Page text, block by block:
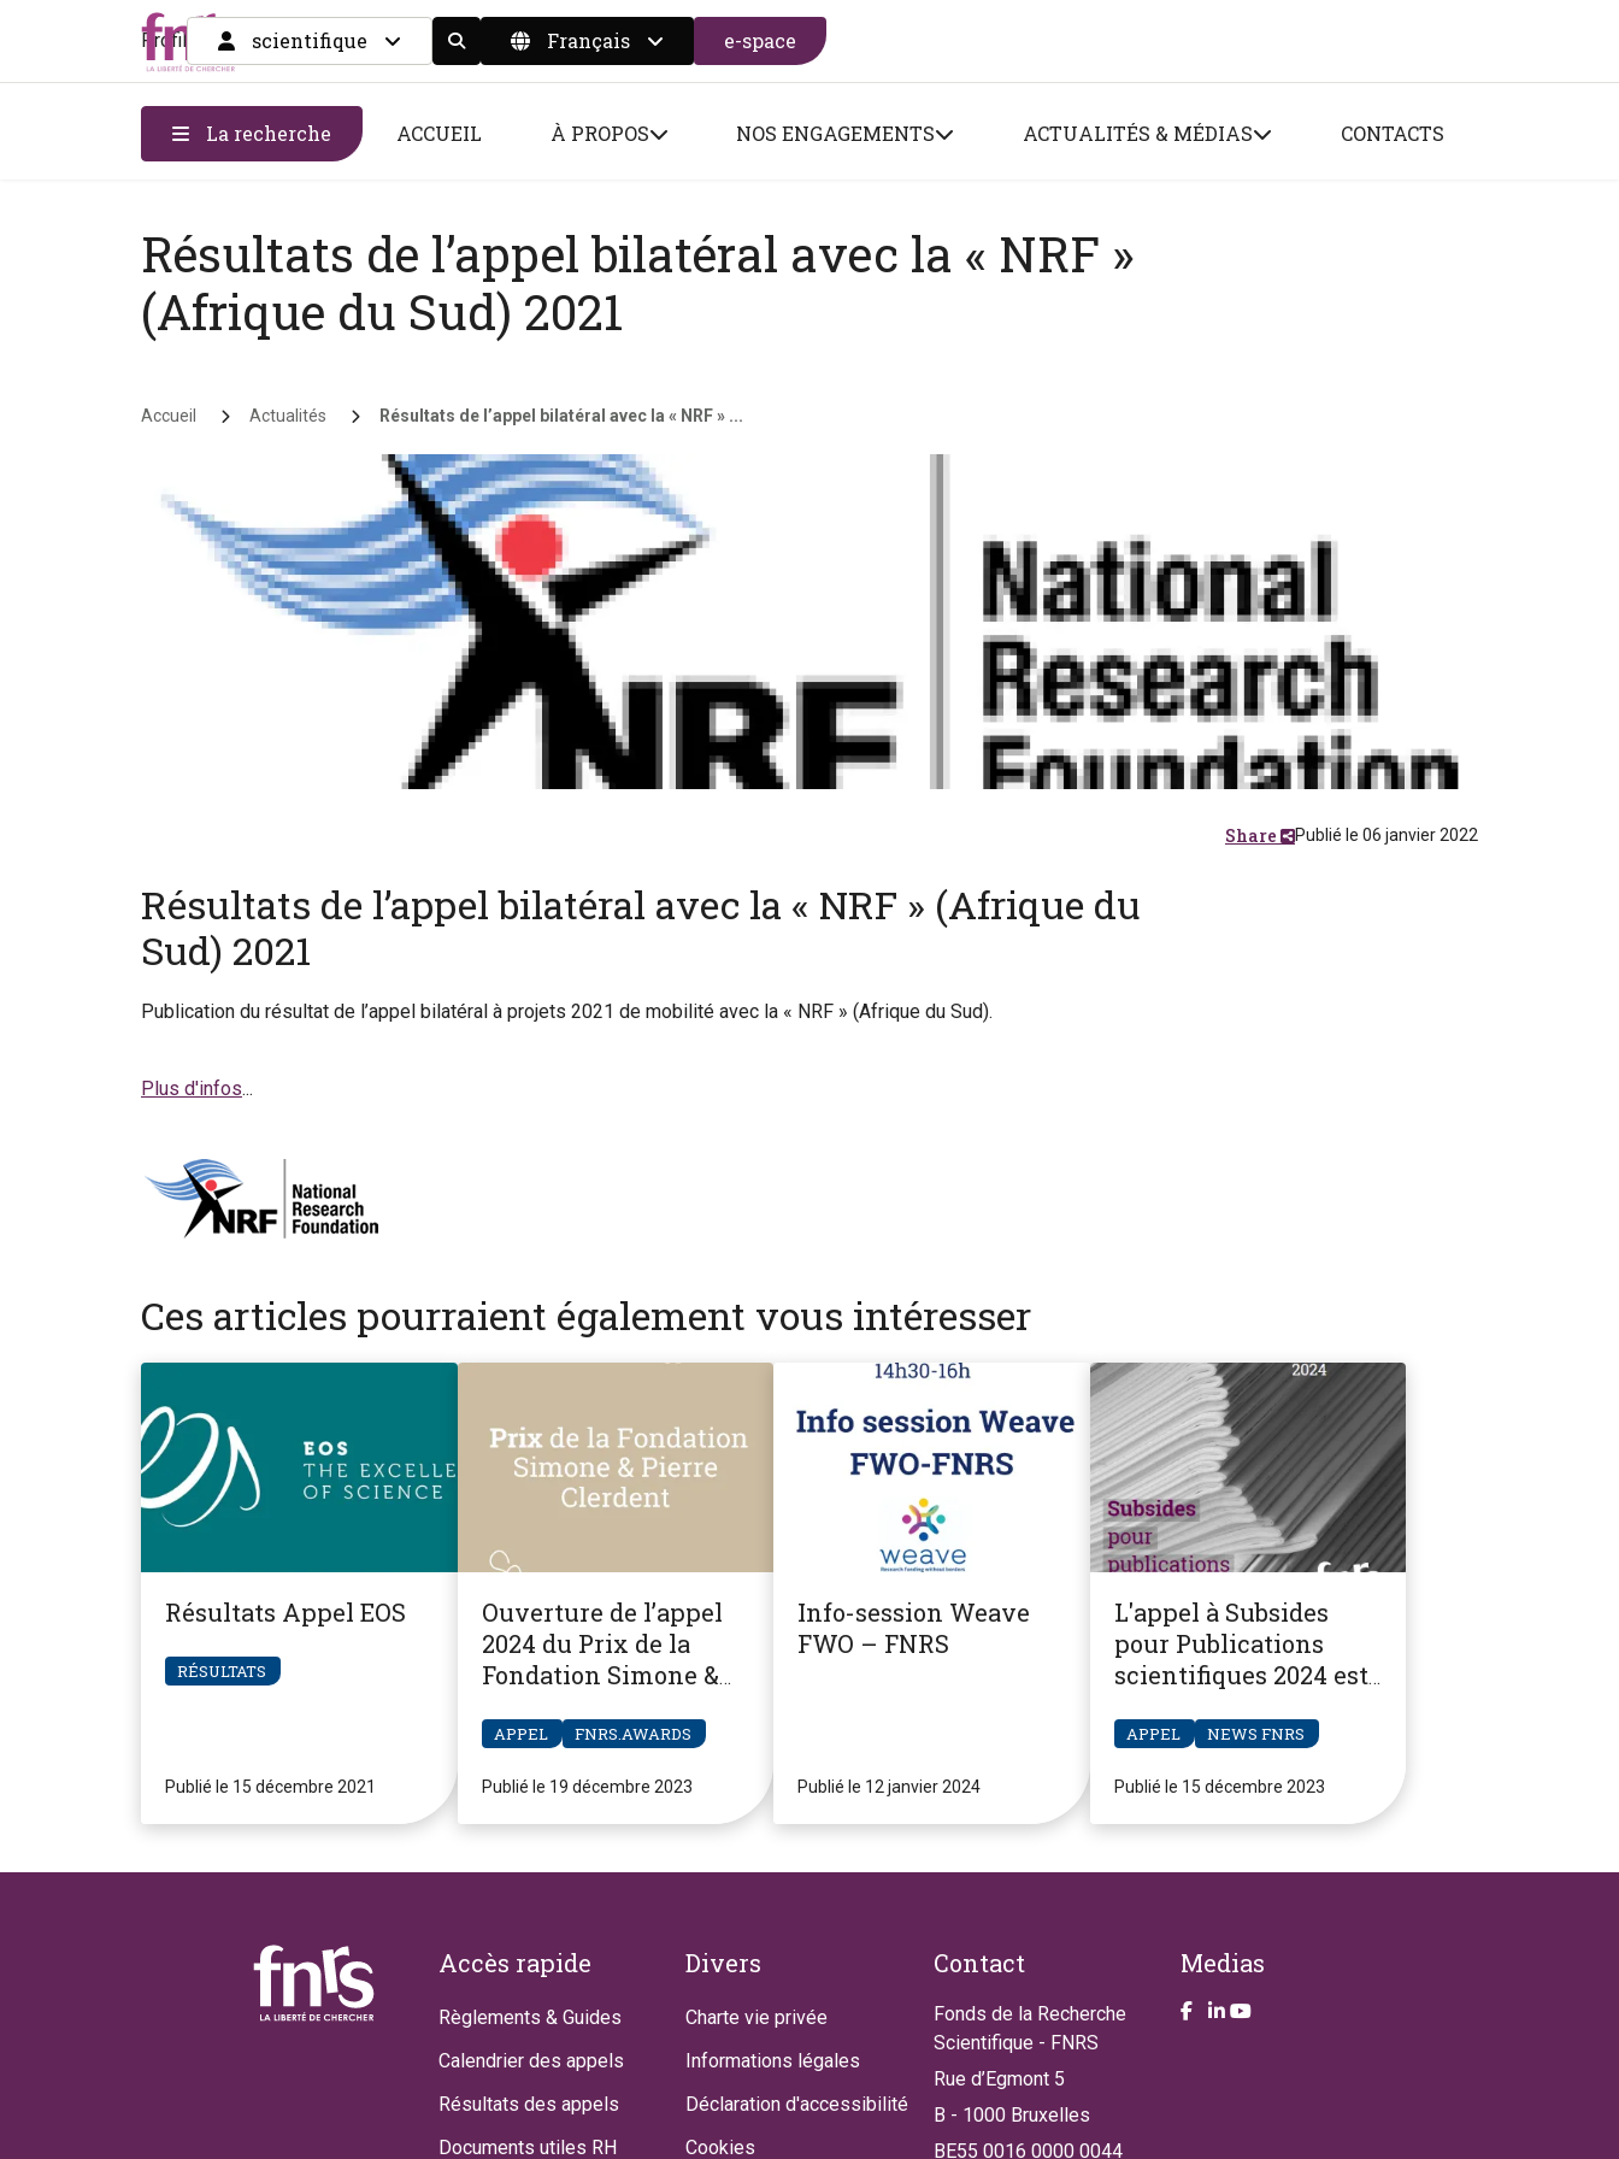
Profil scientifique Display the search form
Français e-space
La recherche ACCUEIL À PROPOS NOS ENGAGEMENTS ACTUALITÉS & MÉDIAS CONTACTS
Résultats de l’appel bilatéral avec la « NRF »
(Afrique du Sud) 2021
Fil d'Ariane
Accueil Actualités Résultats de l’appel bilatéral avec la « NRF » ...
Publié le 06 janvier 2022
Share
Résultats de l’appel bilatéral avec la « NRF » (Afrique du
Sud) 2021
Publication du résultat de l’appel bilatéral à projets 2021 de mobilité avec la « NRF » (Afrique du Sud).
Plus d'infos...
Ces articles pourraient également vous intéresser
Résultats Appel EOS
RÉSULTATS
Publié le 15 décembre 2021
Ouverture de l’appel
2024 du Prix de la
Fondation Simone &
APPEL FNRS.AWARDS
Publié le 19 décembre 2023
Info-session Weave
FWO – FNRS
Publié le 12 janvier 2024
L'appel à Subsides
pour Publications
scientifiques 2024 est
APPEL NEWS FNRS
Publié le 15 décembre 2023
Footer
Accès rapide
Règlements & Guides
Calendrier des appels
Résultats des appels
Documents utiles RH
Divers
Charte vie privée
Informations légales
Déclaration d'accessibilité
Cookies
Contact
Fonds de la Recherche
Scientifique - FNRS
Rue d’Egmont 5
B - 1000 Bruxelles
BE55 0016 0000 0044
Medias
Take a look on our facebook page
Take a look on our LinkendIn page